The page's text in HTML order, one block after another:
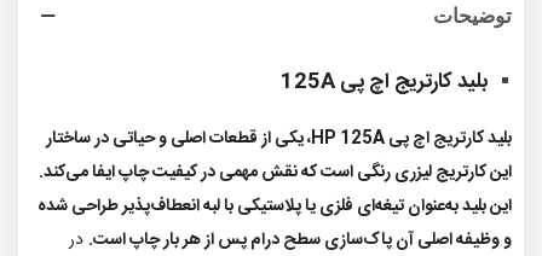
توضیحات
بلید کارتریج اچ پی 125A
بلید کارتریج اچ پی HP 125A، یکی از قطعات اصلی و حیاتی در ساختار
این کارتریج لیزری رنگی است که نقش مهمی در کیفیت چاپ ایفا می‌کند.
این بلید به‌عنوان تیغه‌ای فلزی یا پلاستیکی با لبه انعطاف‌پذیر طراحی شده
و وظیفه اصلی آن پاک‌سازی سطح درام پس از هر بار چاپ است. در